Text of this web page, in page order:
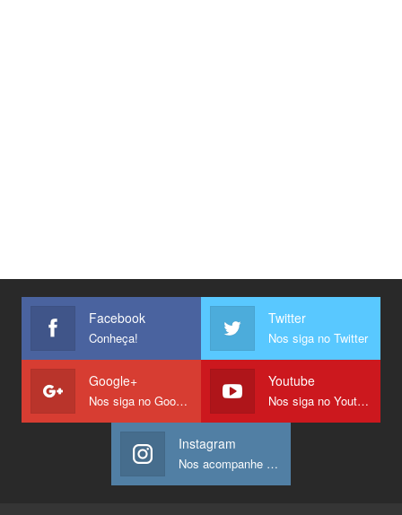
Facebook
Conheça!
Twitter
Nos siga no Twitter
Google+
Nos siga no Google +
Youtube
Nos siga no Youtube
Instagram
Nos acompanhe no Instagram